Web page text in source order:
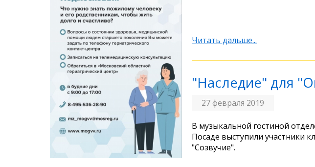
Читать дальше...
"Наследие" для
27 февраля 2019
В музыкальной гостиной
Посаде выступили участники
"Созвучие".